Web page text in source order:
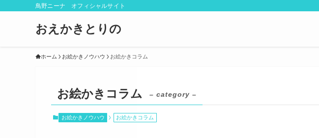
鳥野ニーナ オフィシャルサイト
おえかきとりの
ホーム お絵かきノウハウ お絵かきコラム
お絵かきコラム – category –
お絵かきノウハウ お絵かきコラム